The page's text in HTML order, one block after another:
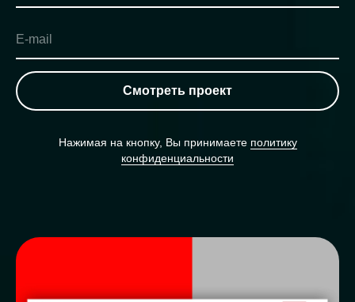
E-mail
Смотреть проект
Нажимая на кнопку, Вы принимаете политику
конфиденциальности